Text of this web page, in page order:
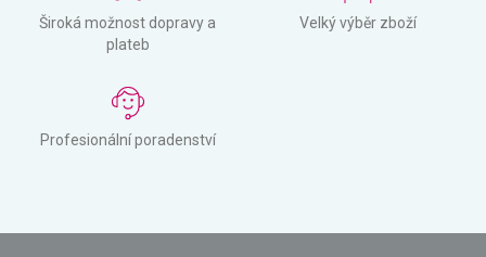
Široká možnost dopravy a
plateb
Velký výběr zboží
Profesionální poradenství